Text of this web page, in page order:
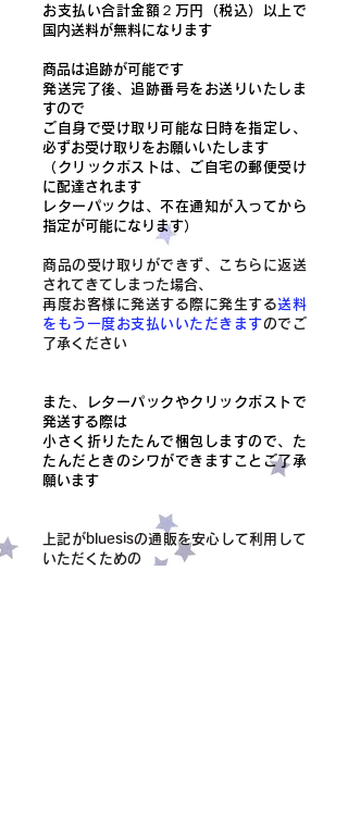
​お支払い合計金額２万円（税込）以上で
国内送料が無料になります
商品は追跡が可能です
発送完了後、追跡番号をお送りいたしま
すので
ご自身で受け取り可能な日時を指定し、
必ずお受け取りをお願いいたします
（クリックポストは、ご自宅の郵便受け
に配達されます
レターパックは、不在通知が入ってから
指定が可能になります）
商品の受け取りができず、こちらに返送
されてきてしまった場合、
​再度お客様に発送する際に発生する送料
をもう一度お支払いいただきますのでご
了承ください
また、レターパックやクリックポストで
発送する際は
小さく折りたたんで梱包しますので、た
たんだときのシワができますことご了承
願います
上記がbluesisの通販を安心して利用して
いただくための